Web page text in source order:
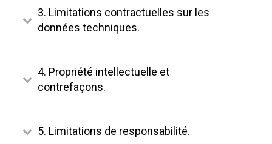
3. Limitations contractuelles sur les
données techniques.
4. Propriété intellectuelle et
contrefaçons.
5. Limitations de responsabilité.